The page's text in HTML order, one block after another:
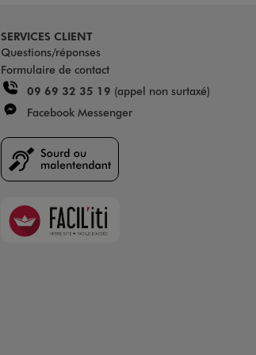
SERVICES CLIENT
Questions/réponses
Formulaire de contact
09 69 32 35 19 (appel non surtaxé)
Facebook Messenger
Faciliti